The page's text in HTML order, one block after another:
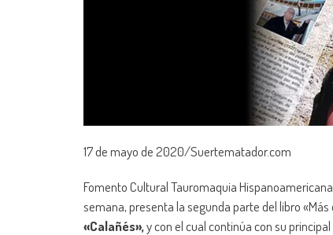
17 de mayo de 2020/Suertematador.com
Fomento Cultural Tauromaquia
semana, presenta la segunda parte del libro
«Calañés»,y con el cual continúa con su